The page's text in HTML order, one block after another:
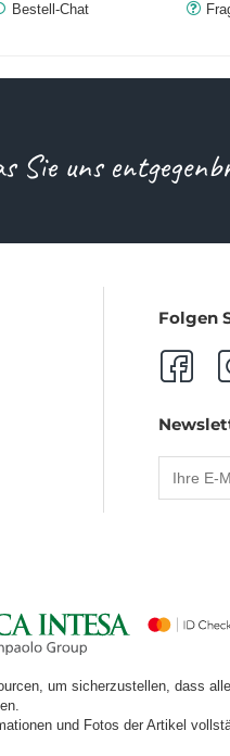
Bestell-Chat
Sie uns
Folgen
um sicherzustellen, dass
und Fotos der Artikel